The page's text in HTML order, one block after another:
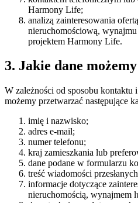
Harmony Life;
analizą zainteresowania
nieruchomościową,
projektem Harmony Life.
3. Jakie dane
W zależności od sposobu kontaktu
możemy przetwarzać następujące
imię i nazwisko;
adres e-mail;
numer telefonu;
kraj zamieszkania lub
dane podane w formularzu
treść wiadomości
informacje dotyczące
nieruchomością, wynajmem